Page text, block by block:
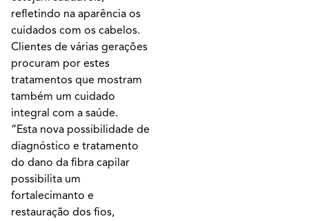
refletindo na aparência os
cuidados com os cabelos.
Clientes de várias gerações
procuram por estes
tratamentos que mostram
também um cuidado
integral com a saúde.
“Esta nova possibilidade de
diagnóstico e tratamento
do dano da fibra capilar
possibilita um
fortalecimanto e
restauração dos fios,